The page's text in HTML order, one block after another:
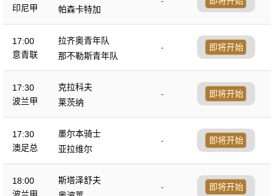
印尼甲
帕森卡特加
17:00
意青联
拉齐奥青年队
-
那不勒斯青年队
即将开始
17:30
波兰甲
克拉科夫
-
莱茨纳
即将开始
17:30
澳足总
墨尔本骑士
-
亚拉维尔
即将开始
18:00
斯塔泽舒夫
-
即将开始